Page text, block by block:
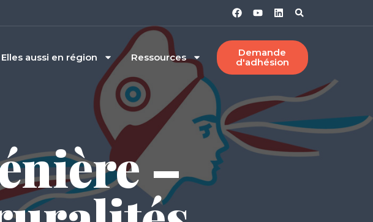
Elles aussi en région Ressources
Demande
d'adhésion
–